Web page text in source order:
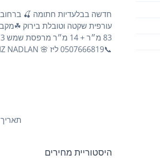
📞0507666819 ליז 🌸 LIZ NADLAN
תאריך
היסטוריית מחירים